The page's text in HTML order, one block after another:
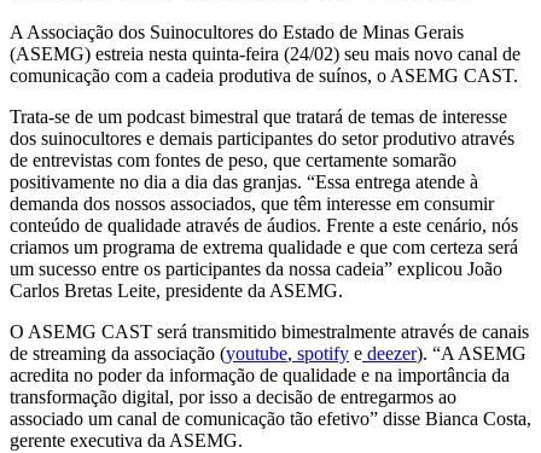
A Associação dos Suinocultores do Estado de Minas Gerais
(ASEMG) estreia nesta quinta-feira (24/02) seu mais novo canal de
comunicação com a cadeia produtiva de suínos, o ASEMG CAST.
Trata-se de um podcast bimestral que tratará de temas de interesse
dos suinocultores e demais participantes do setor produtivo através
de entrevistas com fontes de peso, que certamente somarão
positivamente no dia a dia das granjas. “Essa entrega atende à
demanda dos nossos associados, que têm interesse em consumir
conteúdo de qualidade através de áudios. Frente a este cenário, nós
criamos um programa de extrema qualidade e que com certeza será
um sucesso entre os participantes da nossa cadeia” explicou João
Carlos Bretas Leite, presidente da ASEMG.
O ASEMG CAST será transmitido bimestralmente através de canais
de streaming da associação (youtube, spotify e deezer). “A ASEMG
acredita no poder da informação de qualidade e na importância da
transformação digital, por isso a decisão de entregarmos ao
associado um canal de comunicação tão efetivo” disse Bianca Costa,
gerente executiva da ASEMG.